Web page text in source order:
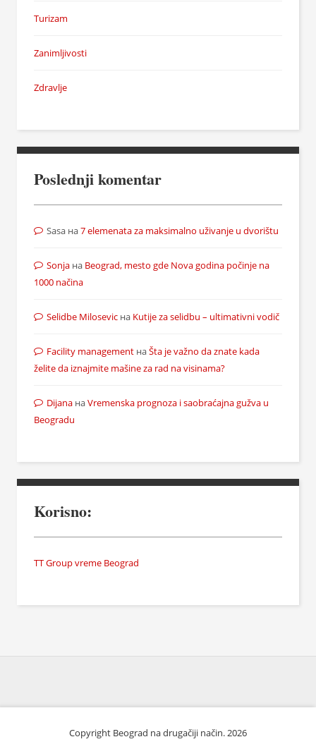
Turizam
Zanimljivosti
Zdravlje
Poslednji komentar
Sasa на7 elemenata za maksimalno uživanje u dvorištu
Sonja на Beograd, mesto gde Nova godina počinje na
1000 načina
Selidbe Milosevic на Kutije za selidbu – ultimativni vodič
Facility management наŠta je važno da znate kada
želite da iznajmite mašine za rad na visinama?
Dijana наVremenska prognoza i saobraćajna gužva u
Beogradu
Korisno:
TT Group vreme Beograd
Copyright Beograd na drugačiji način. 2026